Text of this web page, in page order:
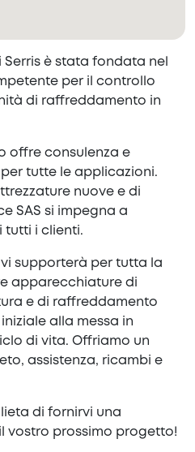
Serris è stata fondata nel
per il controllo
di raffreddamento in
offre consulenza e
tutte le applicazioni.
nuove e di
SAS si impegna a
tutti i clienti.
vi supporterà per tutta la
apparecchiature di
e di raffreddamento
alla messa in
di vita. Offriamo un
assistenza, ricambi e
lieta di fornirvi una
vostro prossimo progetto!